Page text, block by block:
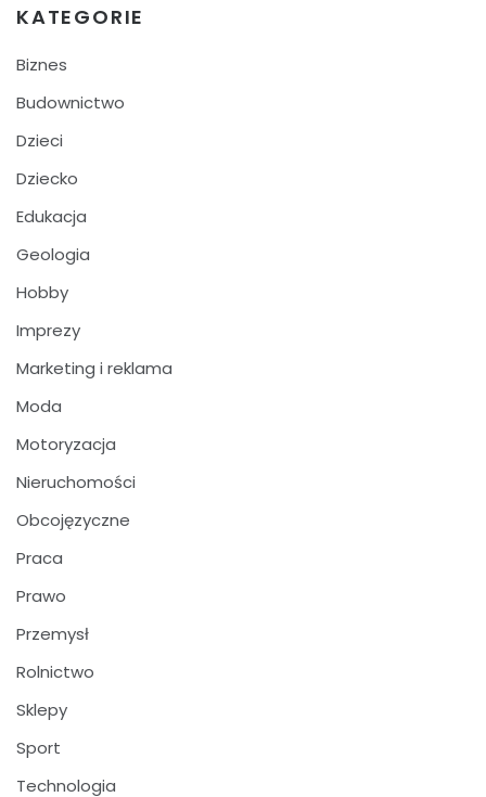
KATEGORIE
Biznes
Budownictwo
Dzieci
Dziecko
Edukacja
Geologia
Hobby
Imprezy
Marketing i reklama
Moda
Motoryzacja
Nieruchomości
Obcojęzyczne
Praca
Prawo
Przemysł
Rolnictwo
Sklepy
Sport
Technologia